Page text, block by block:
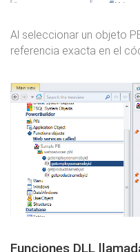
Al seleccionar un objeto
referencia exacta en el
Funciones DLL